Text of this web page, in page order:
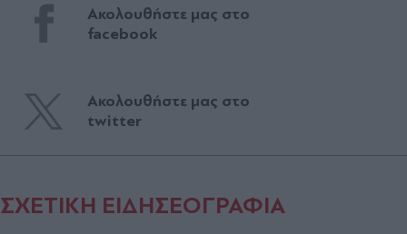
Ακολουθήστε μας στο
facebook
Ακολουθήστε μας στο
twitter
ΣΧΕΤΙΚΗ ΕΙΔΗΣΕΟΓΡΑΦΙΑ